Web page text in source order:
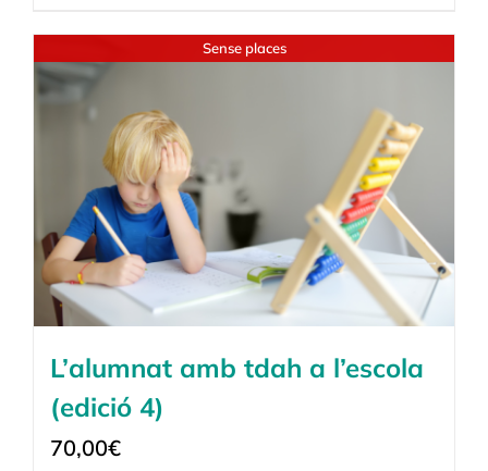
Sense places
L’alumnat amb tdah a l’escola
(edició 4)
70,00€